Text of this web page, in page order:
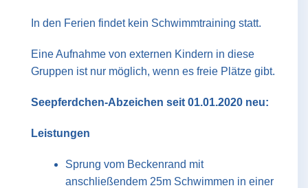
In den Ferien findet kein Schwimmtraining statt.
Eine Aufnahme von externen Kindern in diese
Gruppen ist nur möglich, wenn es freie Plätze gibt.
Seepferdchen-Abzeichen seit 01.01.2020 neu:
Leistungen
Sprung vom Beckenrand mit
anschließendem 25m Schwimmen in einer